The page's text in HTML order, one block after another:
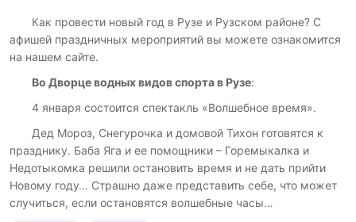
Как провести новый год в Рузе и Рузском районе? С
афишей праздничных мероприятий вы можете ознакомится
на нашем сайте.
Во Дворце водных видов спорта в Рузе:
4 января состоится спектакль «Волшебное время».
Дед Мороз, Снегурочка и домовой Тихон готовятся к
празднику. Баба Яга и ее помощники – Горемыкалка и
Недотыкомка решили остановить время и не дать прийти
Новому году… Страшно даже представить себе, что может
случиться, если остановятся волшебные часы…